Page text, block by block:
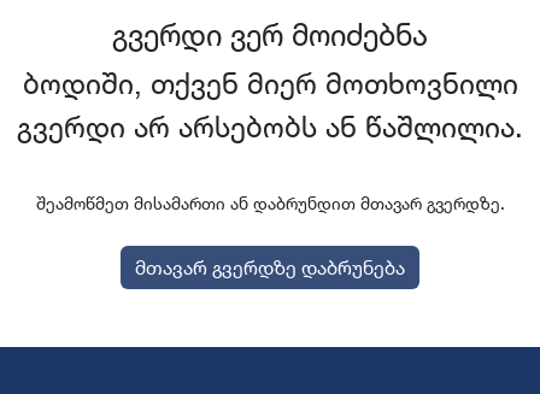
გვერდი ვერ მოიძებნა
ბოდიში, თქვენ მიერ მოთხოვნილი
გვერდი არ არსებობს ან წაშლილია.
შეამოწმეთ მისამართი ან დაბრუნდით მთავარ გვერდზე.
მთავარ გვერდზე დაბრუნება